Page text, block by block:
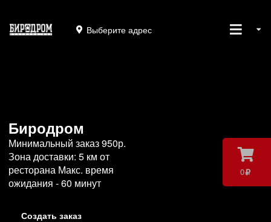
0
Выберите адрес
Биродром
Минимальный заказ 950р.
Зона доставки: 5 км от
ресторана Макс. время
ожидания - 60 минут
Создать заказ